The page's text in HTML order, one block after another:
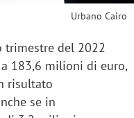
Urbano Cairo
trimestre del 2022
183,6 milioni di euro,
risultato
se in